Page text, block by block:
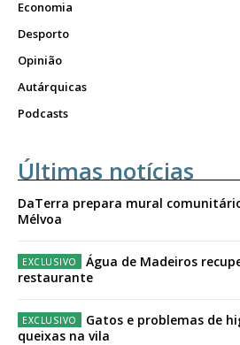
Economia
Desporto
Opinião
Autárquicas
Podcasts
Últimas notícias
DaTerra prepara mural
Mélvoa
Água de Madeiros
restaurante
Gatos e problemas de
queixas na vila